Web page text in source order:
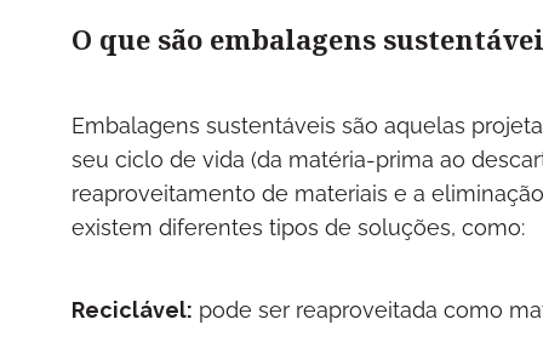
O que são embalagens
Embalagens sustentáveis são aquelas
seu ciclo de vida (da matéria-prima ao
reaproveitamento de materiais e a
existem diferentes tipos de soluções, como:
Reciclável: pode ser reaproveitada como